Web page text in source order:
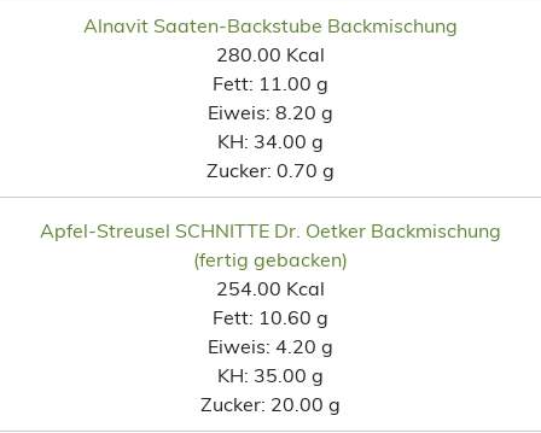
Alnavit Saaten-Backstube Backmischung
280.00 Kcal
Fett: 11.00 g
Eiweis: 8.20 g
KH: 34.00 g
Zucker: 0.70 g
Apfel-Streusel SCHNITTE Dr. Oetker Backmischung
(fertig gebacken)
254.00 Kcal
Fett: 10.60 g
Eiweis: 4.20 g
KH: 35.00 g
Zucker: 20.00 g